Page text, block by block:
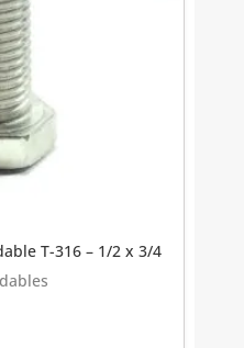
T-316 – 1/2 x 3/4